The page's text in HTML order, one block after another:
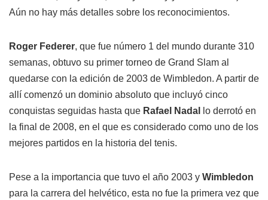
Aún no hay más detalles sobre los reconocimientos.
Roger Federer, que fue número 1 del mundo durante 310
semanas, obtuvo su primer torneo de Grand Slam al
quedarse con la edición de 2003 de Wimbledon. A partir de
allí comenzó un dominio absoluto que incluyó cinco
conquistas seguidas hasta que Rafael Nadal
lo derrotó en
la final de 2008, en el que es considerado como uno de los
mejores partidos en la historia del tenis.
Pese a la importancia que tuvo el año 2003 y Wimbledon
para la carrera del helvético, esta no fue la primera vez que